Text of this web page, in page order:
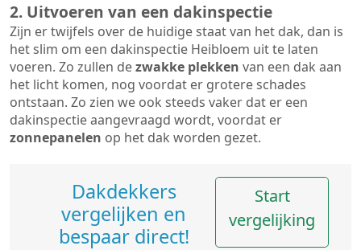
2. Uitvoeren van een dakinspectie
Zijn er twijfels over de huidige staat van het dak, dan is
het slim om een dakinspectie Heibloem uit te laten
voeren. Zo zullen dezwakke plekken van een dak aan
het licht komen, nog voordat er grotere schades
ontstaan. Zo zien we ook steeds vaker dat er een
dakinspectie aangevraagd wordt, voordat er
zonnepanelen op het dak worden gezet.
Dakdekkers
vergelijken en
bespaar direct!
Start
vergelijking